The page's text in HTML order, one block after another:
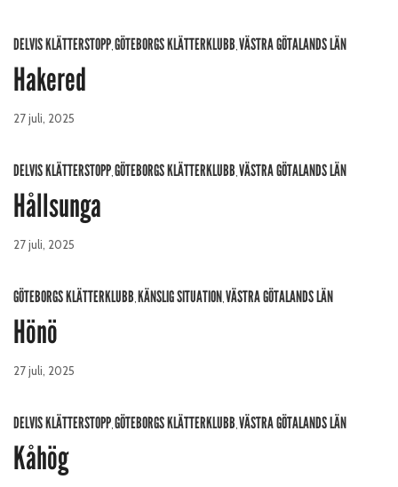
DELVIS KLÄTTERSTOPP,GÖTEBORGS KLÄTTERKLUBB,VÄSTRA GÖTALANDS LÄN
Hakered
27 juli, 2025
DELVIS KLÄTTERSTOPP,GÖTEBORGS KLÄTTERKLUBB,VÄSTRA GÖTALANDS LÄN
Hållsunga
27 juli, 2025
GÖTEBORGS KLÄTTERKLUBB,KÄNSLIG SITUATION,VÄSTRA GÖTALANDS LÄN
Hönö
27 juli, 2025
DELVIS KLÄTTERSTOPP,GÖTEBORGS KLÄTTERKLUBB,VÄSTRA GÖTALANDS LÄN
Kåhög